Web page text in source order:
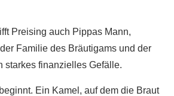
Preising auch Pippas Mann,
Familie des Bräutigams und der
starkes finanzielles Gefälle.
Ein Kamel, auf dem die Braut